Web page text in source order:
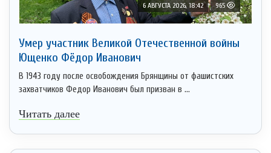
6 АВГУСТА 2026, 18:42 965
Умер участник Великой Отечественной войны
Ющенко Фёдор Иванович
В 1943 году после освобождения Брянщины от фашистских
захватчиков Федор Иванович был призван в ...
Читать далее